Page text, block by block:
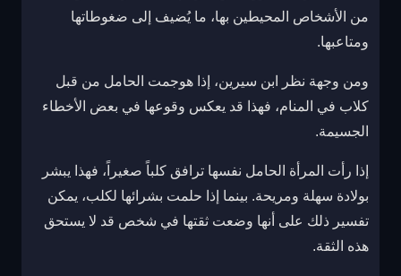
من الأشخاص المحيطين بها، ما يُضيف إلى ضغوطاتها
ومتاعبها.
ومن وجهة نظر ابن سيرين، إذا هوجمت الحامل من قبل
كلاب في المنام، فهذا قد يعكس وقوعها في بعض الأخطاء
الجسيمة.
إذا رأت المرأة الحامل نفسها ترافق كلباً صغيراً، فهذا يبشر
بولادة سهلة ومريحة. بينما إذا حلمت بشرائها لكلب، يمكن
تفسير ذلك على أنها وضعت ثقتها في شخص قد لا يستحق
هذه الثقة.